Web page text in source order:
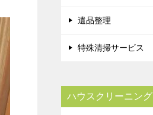
遺品整理
特殊清掃サービス
ハウスクリーニング